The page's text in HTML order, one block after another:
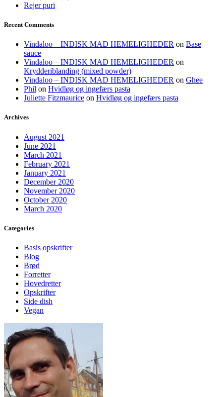
Rejer puri
Recent Comments
Vindaloo – INDISK MAD HEMELIGHEDER on Base
sauce
Vindaloo – INDISK MAD HEMELIGHEDER on
Krydderiblanding (mixed powder)
Vindaloo – INDISK MAD HEMELIGHEDER on Ghee
Phil on Hvidløg og ingefærs pasta
Juliette Fitzmaurice on Hvidløg og ingefærs pasta
Archives
August 2021
June 2021
March 2021
February 2021
January 2021
December 2020
November 2020
October 2020
March 2020
Categories
Basis opskrifter
Blog
Brød
Forretter
Hovedretter
Opskrifter
Side dish
Vegan